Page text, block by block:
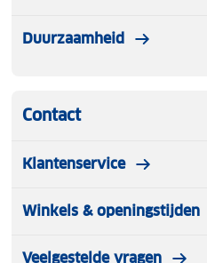
Duurzaamheid
Contact
Klantenservice
Winkels & openingstijden
Veelgestelde vragen